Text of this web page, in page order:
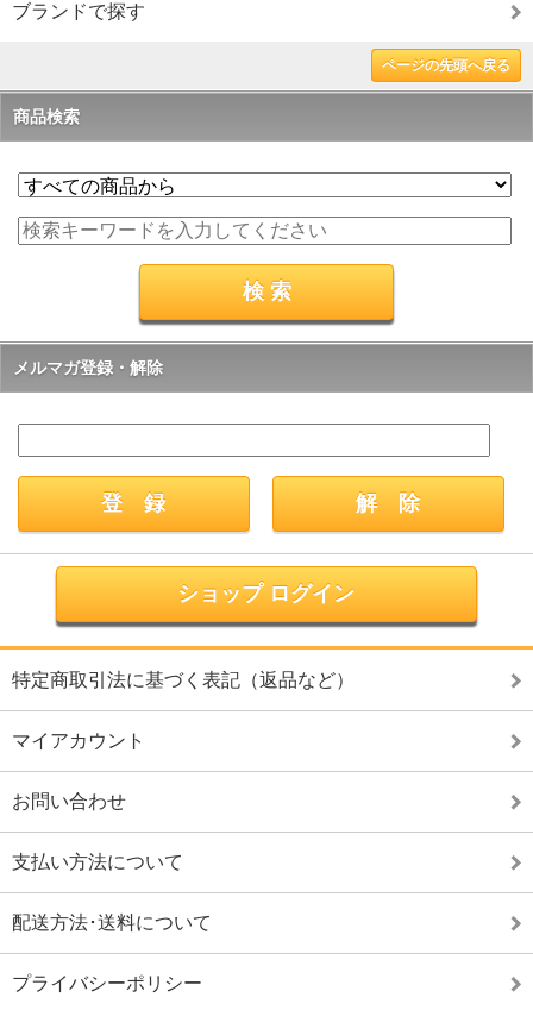
ブランドで探す
ページの先頭へ戻る
商品検索
メルマガ登録・解除
ショップ ログイン
特定商取引法に基づく表記（返品など）
マイアカウント
お問い合わせ
支払い方法について
配送方法･送料について
プライバシーポリシー